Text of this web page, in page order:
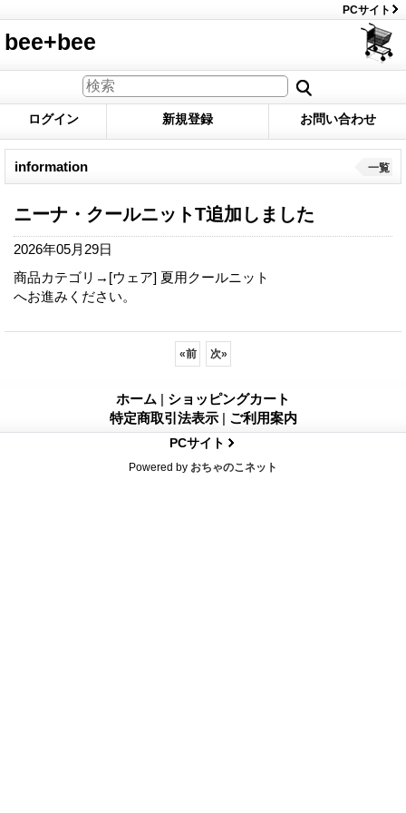
PCサイト
bee+bee
ログイン 新規登録 お問い合わせ
information 一覧
ニーナ・クールニットT追加しました
2026年05月29日
商品カテゴリ→[ウェア] 夏用クールニット
へお進みください。
«前 次»
ホーム | ショッピングカート
特定商取引法表示 | ご利用案内
PCサイト
Powered by おちゃのこネット